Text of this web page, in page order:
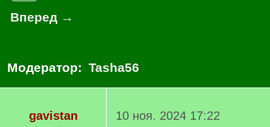
Вперед →
Модератор: Tasha56
gavistan
10 ноя. 2024 17:22